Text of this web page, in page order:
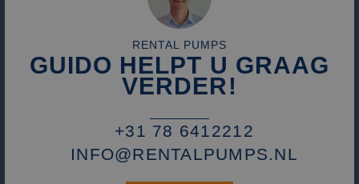
RENTAL PUMPS
GUIDO HELPT U GRAAG
VERDER!
+31 78 6412212
INFO@RENTALPUMPS.NL